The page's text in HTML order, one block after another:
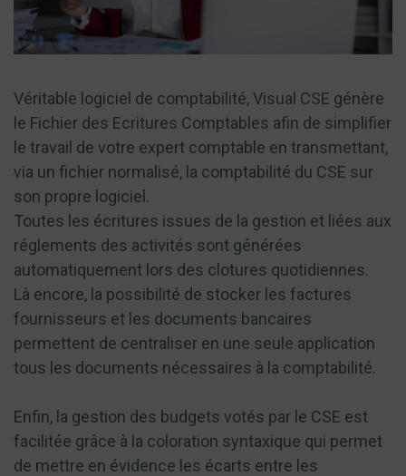
Véritable logiciel de comptabilité, Visual CSE génère
le Fichier des Ecritures Comptables afin de simplifier
le travail de votre expert comptable en transmettant,
via un fichier normalisé, la comptabilité du CSE sur
son propre logiciel.
Toutes les écritures issues de la gestion et liées aux
réglements des activités sont générées
automatiquement lors des clotures quotidiennes.
Là encore, la possibilité de stocker les factures
fournisseurs et les documents bancaires
permettent de centraliser en une seule application
tous les documents nécessaires à la comptabilité.
Enfin, la gestion des budgets votés par le CSE est
facilitée grâce à la coloration syntaxique qui permet
de mettre en évidence les écarts entre les